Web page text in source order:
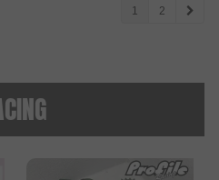
1 2